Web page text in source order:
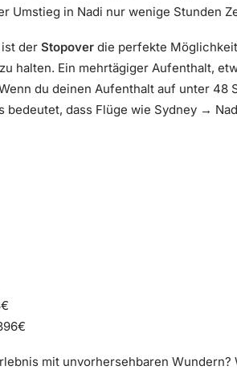
Umstieg in Nadi nur wenige Stunden
der Stopover die perfekte
halten. Ein mehrtägiger Aufenthalt,
du deinen Aufenthalt auf unter
bedeutet, dass Flüge wie Sydney →
mit unvorhersehbaren